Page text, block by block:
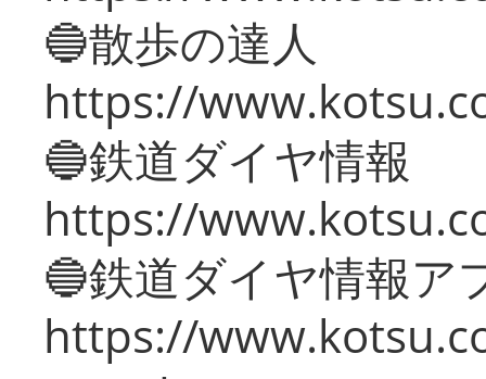
🔵散歩の達人
https://
🔵鉄道ダイヤ情報
https://
🔵鉄道ダイヤ情報ア
https://